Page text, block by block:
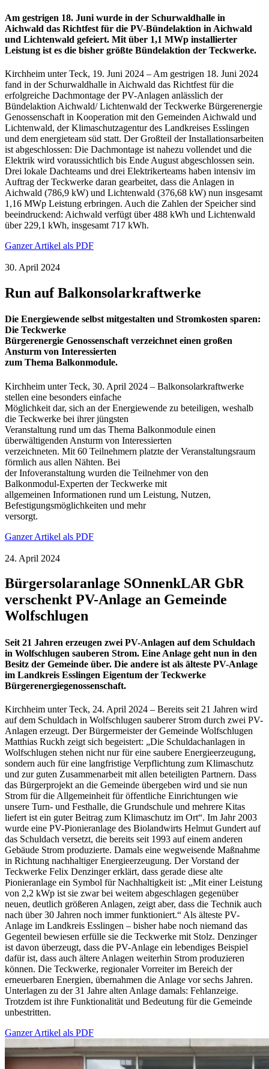
Am gestrigen 18. Juni wurde in der Schurwaldhalle in
Aichwald das Richtfest für die PV-Bündelaktion in Aichwald
und Lichtenwald gefeiert. Mit über 1,1 MWp installierter
Leistung ist es die bisher größte Bündelaktion der Teckwerke.
Kirchheim unter Teck, 19. Juni 2024 – Am gestrigen 18. Juni 2024
fand in der Schurwaldhalle in Aichwald das Richtfest für die
erfolgreiche Dachmontage der PV-Anlagen anlässlich der
Bündelaktion Aichwald/ Lichtenwald der Teckwerke Bürgerenergie
Genossenschaft in Kooperation mit den Gemeinden Aichwald und
Lichtenwald, der Klimaschutzagentur des Landkreises Esslingen
und dem energieteam süd statt. Der Großteil der Installationsarbeiten
ist abgeschlossen: Die Dachmontage ist nahezu vollendet und die
Elektrik wird voraussichtlich bis Ende August abgeschlossen sein.
Drei lokale Dachteams und drei Elektrikerteams haben intensiv im
Auftrag der Teckwerke daran gearbeitet, dass die Anlagen in
Aichwald (786,9 kW) und Lichtenwald (376,68 kW) nun insgesamt
1,16 MWp Leistung erbringen. Auch die Zahlen der Speicher sind
beeindruckend: Aichwald verfügt über 488 kWh und Lichtenwald
über 229,1 kWh, insgesamt 717 kWh.
Ganzer Artikel als PDF
30. April 2024
Run auf Balkonsolarkraftwerke
Die Energiewende selbst mitgestalten und Stromkosten sparen:
Die Teckwerke
Bürgerenergie Genossenschaft verzeichnet einen großen
Ansturm von Interessierten
zum Thema Balkonmodule.
Kirchheim unter Teck, 30. April 2024 – Balkonsolarkraftwerke
stellen eine besonders einfache
Möglichkeit dar, sich an der Energiewende zu beteiligen, weshalb
die Teckwerke bei ihrer jüngsten
Veranstaltung rund um das Thema Balkonmodule einen
überwältigenden Ansturm von Interessierten
verzeichneten. Mit 60 Teilnehmern platzte der Veranstaltungsraum
förmlich aus allen Nähten. Bei
der Infoveranstaltung wurden die Teilnehmer von den
Balkonmodul-Experten der Teckwerke mit
allgemeinen Informationen rund um Leistung, Nutzen,
Befestigungsmöglichkeiten und mehr
versorgt.
Ganzer Artikel als PDF
24. April 2024
Bürgersolaranlage SOnnenkLAR GbR
verschenkt PV-Anlage an Gemeinde
Wolfschlugen
Seit 21 Jahren erzeugen zwei PV-Anlagen auf dem Schuldach
in Wolfschlugen sauberen Strom. Eine Anlage geht nun in den
Besitz der Gemeinde über. Die andere ist als älteste PV-Anlage
im Landkreis Esslingen Eigentum der Teckwerke
Bürgerenergiegenossenschaft.
Kirchheim unter Teck, 24. April 2024 – Bereits seit 21 Jahren wird
auf dem Schuldach in Wolfschlugen sauberer Strom durch zwei PV-
Anlagen erzeugt. Der Bürgermeister der Gemeinde Wolfschlugen
Matthias Ruckh zeigt sich begeistert: „Die Schuldachanlagen in
Wolfschlugen stehen nicht nur für eine saubere Energieerzeugung,
sondern auch für eine langfristige Verpflichtung zum Klimaschutz
und zur guten Zusammenarbeit mit allen beteiligten Partnern. Dass
das Bürgerprojekt an die Gemeinde übergeben wird und sie nun
Strom für die Allgemeinheit für öffentliche Einrichtungen wie
unsere Turn- und Festhalle, die Grundschule und mehrere Kitas
liefert ist ein guter Beitrag zum Klimaschutz im Ort“. Im Jahr 2003
wurde eine PV-Pionieranlage des Biolandwirts Helmut Gundert auf
das Schuldach versetzt, die bereits seit 1993 auf einem anderen
Gebäude Strom produzierte. Damals eine wegweisende Maßnahme
in Richtung nachhaltiger Energieerzeugung. Der Vorstand der
Teckwerke Felix Denzinger erklärt, dass gerade diese alte
Pionieranlage ein Symbol für Nachhaltigkeit ist: „Mit einer Leistung
von 2,2 kWp ist sie zwar bei weitem abgeschlagen gegenüber
neuen, deutlich größeren Anlagen, zeigt aber, dass die Technik auch
nach über 30 Jahren noch immer funktioniert.“ Als älteste PV-
Anlage im Landkreis Esslingen – bisher habe noch niemand das
Gegenteil bewiesen erfülle sie die Teckwerke mit Stolz. Denzinger
ist davon überzeugt, dass die PV-Anlage ein lebendiges Beispiel
dafür ist, dass auch ältere Anlagen weiterhin Strom produzieren
können. Die Teckwerke, regionaler Vorreiter im Bereich der
erneuerbaren Energien, übernahmen die Anlage vor sechs Jahren.
Unterlagen zu der 31 Jahre alten Anlage damals: Fehlanzeige.
Trotzdem ist ihre Funktionalität und Bedeutung für die Gemeinde
unbestritten.
Ganzer Artikel als PDF